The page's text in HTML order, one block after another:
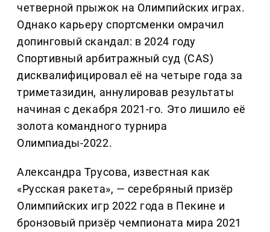
четверной прыжок на Олимпийских играх.
Однако карьеру спортсменки омрачил
допинговый скандал: в 2024 году
Спортивный арбитражный суд (CAS)
дисквалифицировал её на четыре года за
триметазидин, аннулировав результаты
начиная с декабря 2021-го. Это лишило её
золота командного турнира
Олимпиады-2022.
Александра Трусова, известная как
«Русская ракета», — серебряный призёр
Олимпийских игр 2022 года в Пекине и
бронзовый призёр чемпионата мира 2021